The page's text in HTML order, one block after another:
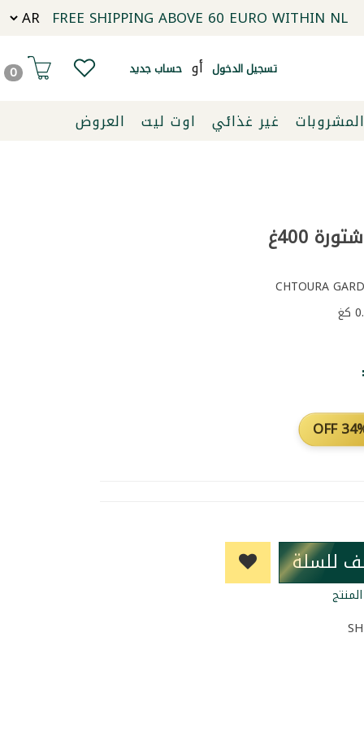
FREE SHIPPING ABOVE 60 EURO WITHIN NL
تسجيل الدخول أو حساب جديد 0
المشروبات غير غذائي اوت ليت
العروض
400غ
34%
للسلة